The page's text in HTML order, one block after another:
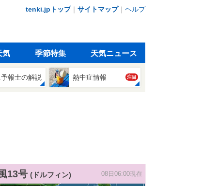
tenki.jpトップ｜ サイトマップ｜ ヘルプ
気 季節特集 天気ニュース
報士の解説 熱中症情報 注目
13号 (ドルフィン) 08日06:00現在